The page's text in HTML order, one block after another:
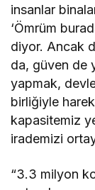
insanlar
‘Ömrüm
diyor. Ancak
da, güven de
yapmak,
birliğiyle
kapasitemiz
irademizi
“3.3 milyon